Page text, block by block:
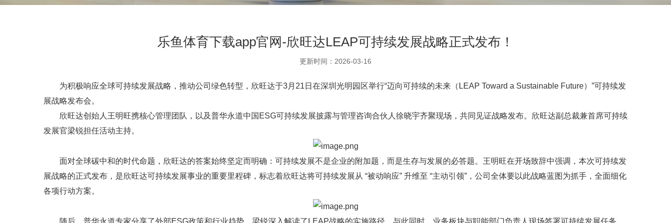
乐鱼体育下载app官网-欣旺达LEAP可持续发展战略正式发布！
更新时间：2026-03-16
为积极响应全球可持续发展战略，推动公司绿色转型，欣旺达于3月21日在深圳光明园区举行“迈向可持续的未来（LEAP Toward a Sustainable Future）”可持续发
展战略发布会。
欣旺达创始人王明旺携核心管理团队，以及普华永道中国ESG可持续发展披露与管理咨询合伙人徐晓宇齐聚现场，共同见证战略发布。欣旺达副总裁兼首席可持续
发展官梁锐担任活动主持。
面对全球碳中和的时代命题，欣旺达的答案始终坚定而明确：可持续发展不是企业的附加题，而是生存与发展的必答题。王明旺在开场致辞中强调，本次可持续发
展战略的正式发布，是欣旺达可持续发展事业的重要里程碑，标志着欣旺达将可持续发展从 “被动响应” 升维至 “主动引领”，公司全体要以此战略蓝图为抓手，全面细化
各项行动方案。
随后，普华永道专家分享了外部ESG政策和行业趋势，梁锐深入解读了LEAP战略的实施路径。与此同时，业务板块与职能部门负责人现场签署可持续发展任务